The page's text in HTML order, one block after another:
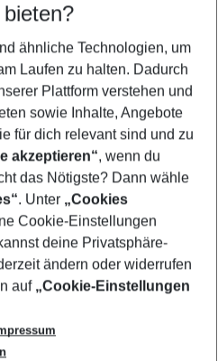
Cruz de Tenerife
de Tenerife
de Tenerife
Cruz de Tenerife für 2026
Tenerife
ähnliche Technologien, um
Laufen zu halten. Dadurch
Plattform verstehen und
sowie Inhalte, Angebote
für dich relevant sind und zu
akzeptieren“, wenn du
das Nötigste? Dann wähle
. Unter „Cookies
Cookie-Einstellungen
deine Privatsphäre-
ändern oder widerrufen
auf „Cookie-Einstellungen